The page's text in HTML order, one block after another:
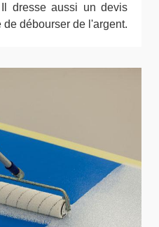
dresse aussi un devis
débourser de l'argent.